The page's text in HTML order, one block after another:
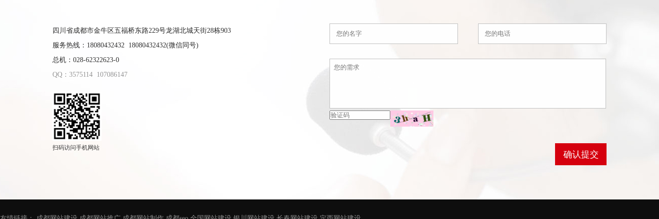
四川省成都市金牛区五福桥东路229号龙湖北城天街28栋903
服务热线：18080432432 18080432432(微信同号)
总机：028-62322623-0
QQ：3575114 107086147
扫码访问手机网站